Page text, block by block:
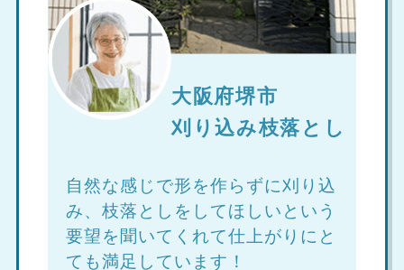
大阪府堺市
刈り込み枝落とし
自然な感じで形を作らずに刈り込
み、枝落としをしてほしいという
要望を聞いてくれて仕上がりにと
ても満足しています！